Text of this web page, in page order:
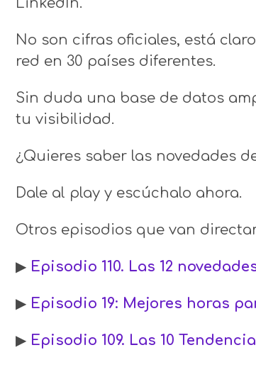
No son cifras oficiales, está
red en 30 países diferentes.
Sin duda una base de datos
tu visibilidad.
¿Quieres saber las novedades
Dale al play y escúchalo ahora.
Otros episodios que van
▶ Episodio 110. Las 12
▶ Episodio 19: Mejores horas
▶ Episodio 109. Las 10